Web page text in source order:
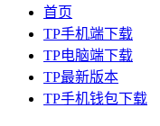
首页
TP手机端下载
TP电脑端下载
TP最新版本
TP手机钱包下载